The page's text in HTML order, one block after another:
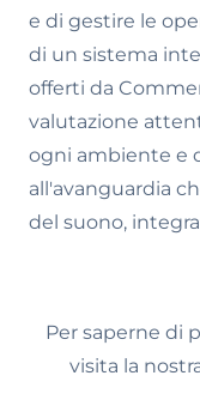
e di gestire le
di un sistema
offerti da
valutazione
ogni ambiente e
all'avanguardia
del suono,
Per saperne di
visita la